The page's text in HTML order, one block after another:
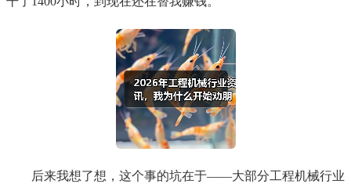
后来我想了想，这个事的坑在于——大部分工程机械行业